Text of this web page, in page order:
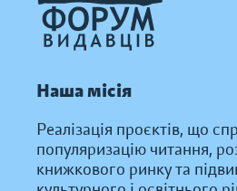
Наша місія
Реалізація проєктів, що
популяризацію читання,
книжкового ринку та